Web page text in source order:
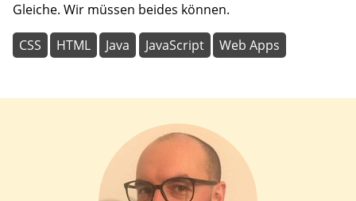
Gleiche. Wir müssen beides können.
CSS HTML Java JavaScript Web Apps